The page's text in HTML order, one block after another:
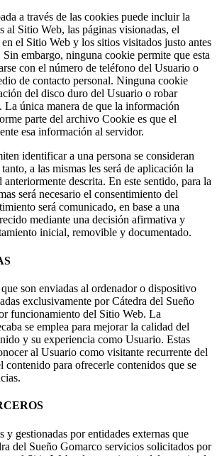
a través de las cookies puede incluir la
al Sitio Web, las páginas visionadas, el
el Sitio Web y los sitios visitados justo antes
embargo, ninguna cookie permite que esta
con el número de teléfono del Usuario o
de contacto personal. Ninguna cookie
del disco duro del Usuario o robar
La única manera de que la información
parte del archivo Cookie es que el
esa información al servidor.
identificar a una persona se consideran
a las mismas les será de aplicación la
descrita. En este sentido, para la
será necesario el consentimiento del
será comunicado, en base a una
mediante una decisión afirmativa y
inicial, removible y documentado.
son enviadas al ordenador o dispositivo
exclusivamente porCátedra del Sueño
funcionamiento del Sitio Web. La
se emplea para mejorar la calidad del
y su experiencia como Usuario. Estas
al Usuario como visitante recurrente del
contenido para ofrecerle contenidos que se
y gestionadas por entidades externas que
del Sueño Gomarco servicios solicitados por